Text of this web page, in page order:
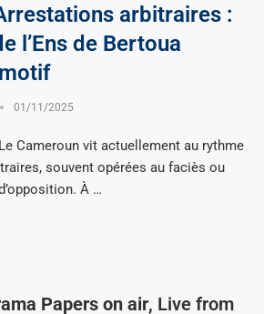
arbitraires :
l’Ens de Bertoua
01/11/2025
Cameroun vit actuellement au rythme
souvent opérées au faciès ou
À …
Papers on air, Live from